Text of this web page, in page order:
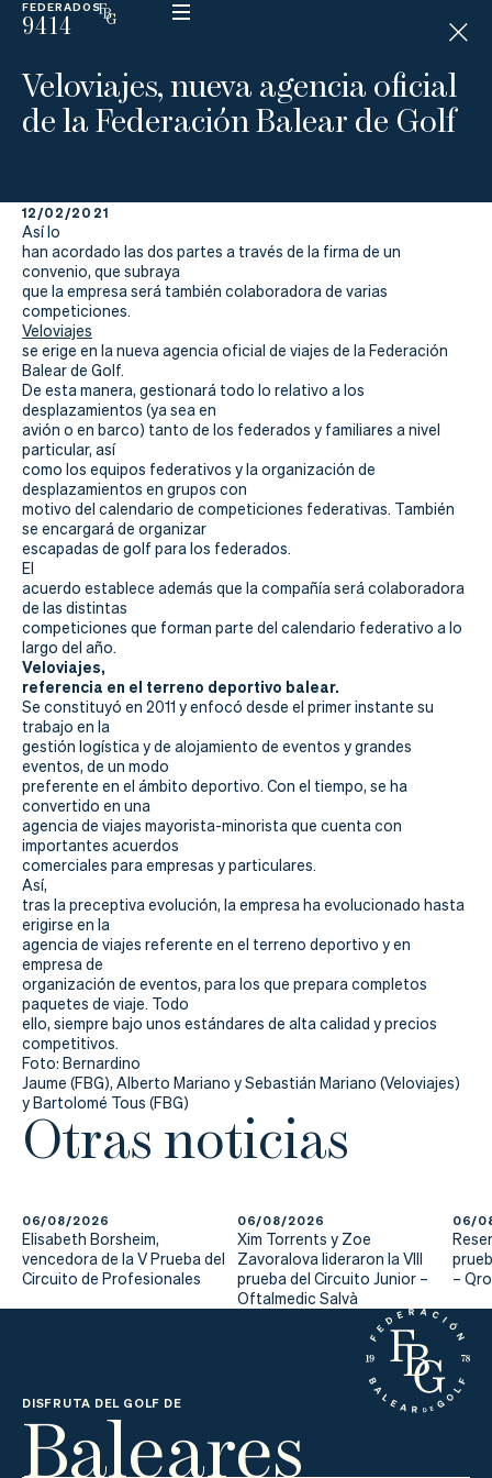
FEDERADOS
9414
ESP
N
D
C
La
Federación
Federarse
Jugar
Aprender
Actualidad
Tienda
Veloviajes, nueva agencia oficial
de la Federación Balear de Golf
12/02/2021
Así lo
han acordado las dos partes a través de la firma de un
convenio, que subraya
que la empresa será también colaboradora de varias
competiciones.
Veloviajes
se erige en la nueva agencia oficial de viajes de la Federación
Balear de Golf.
De esta manera, gestionará todo lo relativo a los
desplazamientos (ya sea en
avión o en barco) tanto de los federados y familiares a nivel
particular, así
como los equipos federativos y la organización de
desplazamientos en grupos con
motivo del calendario de competiciones federativas. También
se encargará de organizar
escapadas de golf para los federados.
El
acuerdo establece además que la compañía será colaboradora
de las distintas
competiciones que forman parte del calendario federativo a lo
largo del año.
Veloviajes,
referencia en el terreno deportivo balear.
Se constituyó en 2011 y enfocó desde el primer instante su
trabajo en la
gestión logística y de alojamiento de eventos y grandes
eventos, de un modo
preferente en el ámbito deportivo. Con el tiempo, se ha
convertido en una
agencia de viajes mayorista-minorista que cuenta con
importantes acuerdos
comerciales para empresas y particulares.
Así,
tras la preceptiva evolución, la empresa ha evolucionado hasta
erigirse en la
agencia de viajes referente en el terreno deportivo y en
empresa de
organización de eventos, para los que prepara completos
paquetes de viaje. Todo
ello, siempre bajo unos estándares de alta calidad y precios
competitivos.
Foto: Bernardino
Jaume (FBG), Alberto Mariano y Sebastián Mariano (Veloviajes)
y Bartolomé Tous (FBG)
Otras noticias
06/08/2026
Elisabeth Borsheim,
vencedora de la V Prueba del
Circuito de Profesionales
06/08/2026
Xim Torrents y Zoe
Zavoralova lideraron la VIII
prueba del Circuito Junior –
Oftalmedic Salvà
06/
–
DISFRUTA DEL GOLF DE
Baleares